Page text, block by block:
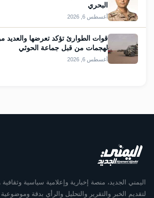
البحري
أغسطس 6, 2026
قوات الطوارئ تؤكد تعرضها
لهجمات من قبل جماعة الحوثي
أغسطس 6, 2026
اليمني الجديد، منصة إخبارية وإعلامية سياسية
لتقديم الخبر والتقرير والتحليل والرأي بدقة وموضوعية